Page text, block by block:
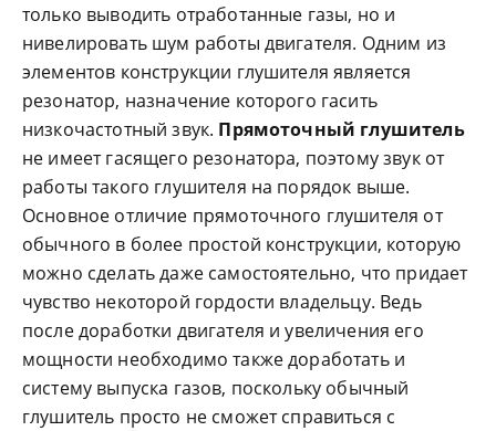
только выводить отработанные газы, но и
нивелировать шум работы двигателя. Одним из
элементов конструкции глушителя является
резонатор, назначение которого гасить
низкочастотный звук. Прямоточный глушитель
не имеет гасящего резонатора, поэтому звук от
работы такого глушителя на порядок выше.
Основное отличие прямоточного глушителя от
обычного в более простой конструкции, которую
можно сделать даже самостоятельно, что придает
чувство некоторой гордости владельцу. Ведь
после доработки двигателя и увеличения его
мощности необходимо также доработать и
систему выпуска газов, поскольку обычный
глушитель просто не сможет справиться с